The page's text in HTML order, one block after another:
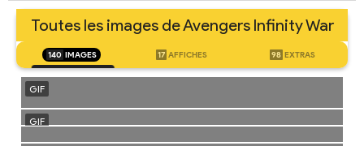
Toutes les images de Avengers Infinity War
140 IMAGES 17 AFFICHES 98 EXTRAS